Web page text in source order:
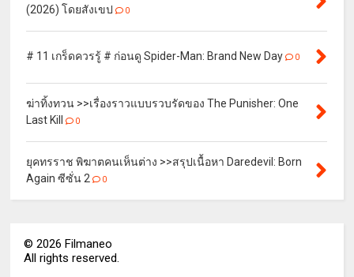
(2026) โดยสังเขป
0
# 11 เกร็ดควรรู้ # ก่อนดู Spider-Man: Brand New Day 0
ฆ่าทิ้งทวน >>เรื่องราวแบบรวบรัดของ The Punisher: One
Last Kill
0
ยุคทรราช พิฆาตคนเห็นต่าง >>สรุปเนื้อหา Daredevil: Born
Again ซีซั่น 2
0
©2026 Filmaneo
All rights reserved.